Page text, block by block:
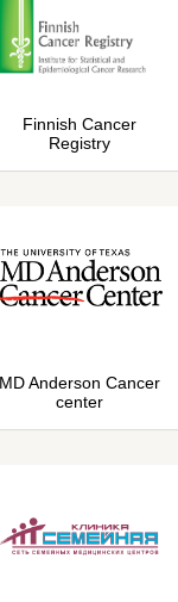
Finnish Cancer
Registry
MD Anderson Cancer
center